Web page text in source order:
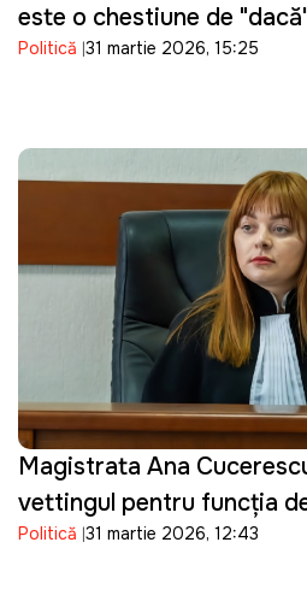
este o chestiune de "dacă", ci de "cât de
repede"
Politică 31 martie 2026, 15:25
Magistrata Ana
vettingul pentru funcția
Politică 31 martie 2026, 12:43